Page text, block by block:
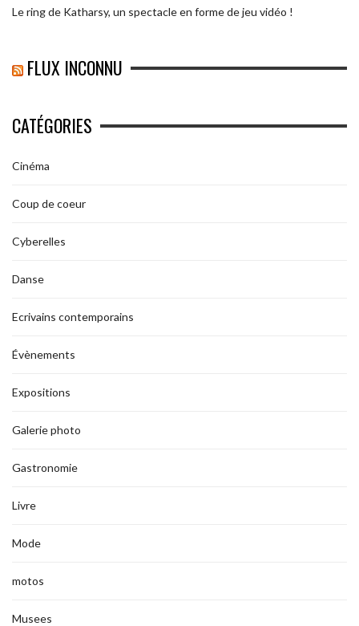
Le ring de Katharsy, un spectacle en forme de jeu vidéo !
FLUX INCONNU
CATÉGORIES
Cinéma
Coup de coeur
Cyberelles
Danse
Ecrivains contemporains
Évènements
Expositions
Galerie photo
Gastronomie
Livre
Mode
motos
Musees